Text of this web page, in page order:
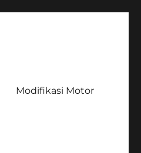
Modifikasi Motor